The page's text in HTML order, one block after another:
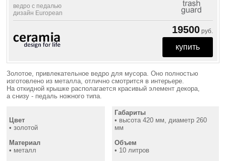
ведро с педалью
дизайн European
19500 руб.
Золотое, привлекательное ведро для мусора. Оно полностью
изготовлено из металла, отлично смотрится в интерьере.
На откидной крышке располагается красивый элемент декора,
а снизу - педаль ножного типа.
Цвет
• золотой
Материал
• металл
Габариты
• высота 420 мм, диаметр 260
мм
Объем
• 10 литров